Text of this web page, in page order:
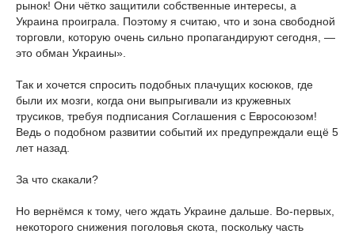
рынок! Они чётко защитили собственные интересы, а
Украина проиграла. Поэтому я считаю, что и зона свободной
торговли, которую очень сильно пропагандируют сегодня, —
это обман Украины».
Так и хочется спросить подобных плачущих косюков, где
были их мозги, когда они выпрыгивали из кружевных
трусиков, требуя подписания Соглашения с Евросоюзом!
Ведь о подобном развитии событий их предупреждали ещё 5
лет назад.
За что скакали?
Но вернёмся к тому, чего ждать Украине дальше. Во-первых,
некоторого снижения поголовья скота, поскольку часть